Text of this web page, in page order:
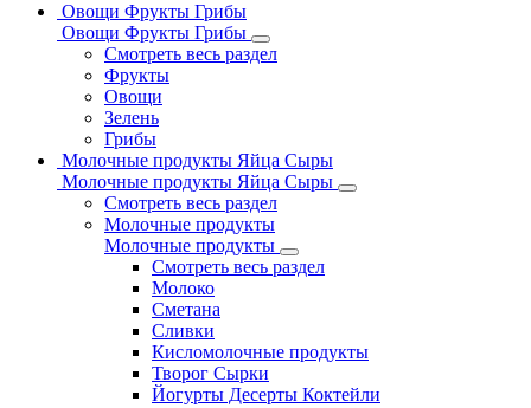
Овощи Фрукты Грибы
Овощи Фрукты Грибы
Смотреть весь раздел
Фрукты
Овощи
Зелень
Грибы
Молочные продукты Яйца Сыры
Молочные продукты Яйца Сыры
Смотреть весь раздел
Молочные продукты
Молочные продукты
Смотреть весь раздел
Молоко
Сметана
Сливки
Кисломолочные продукты
Творог Сырки
Йогурты Десерты Коктейли